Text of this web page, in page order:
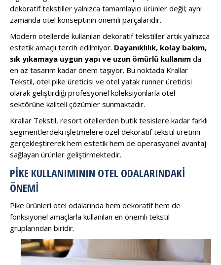
dekoratif tekstiller yalnızca tamamlayıcı ürünler değil; aynı
zamanda otel konseptinin önemli parçalarıdır.
Modern otellerde kullanılan dekoratif tekstiller artık yalnızca
estetik amaçlı tercih edilmiyor. Dayanıklılık, kolay bakım,
sık yıkamaya uygun yapı ve uzun ömürlü kullanım da
en az tasarım kadar önem taşıyor. Bu noktada Krallar
Tekstil, otel pike üreticisi ve otel yatak runner üreticisi
olarak geliştirdiği profesyonel koleksiyonlarla otel
sektörüne kaliteli çözümler sunmaktadır.
Krallar Tekstil, resort otellerden butik tesislere kadar farklı
segmentlerdeki işletmelere özel dekoratif tekstil üretimi
gerçekleştirerek hem estetik hem de operasyonel avantaj
sağlayan ürünler geliştirmektedir.
PIKE KULLANIMININ OTEL ODALARINDAKI
ÖNEMI
Pike ürünleri otel odalarında hem dekoratif hem de
fonksiyonel amaçlarla kullanılan en önemli tekstil
gruplarından biridir.